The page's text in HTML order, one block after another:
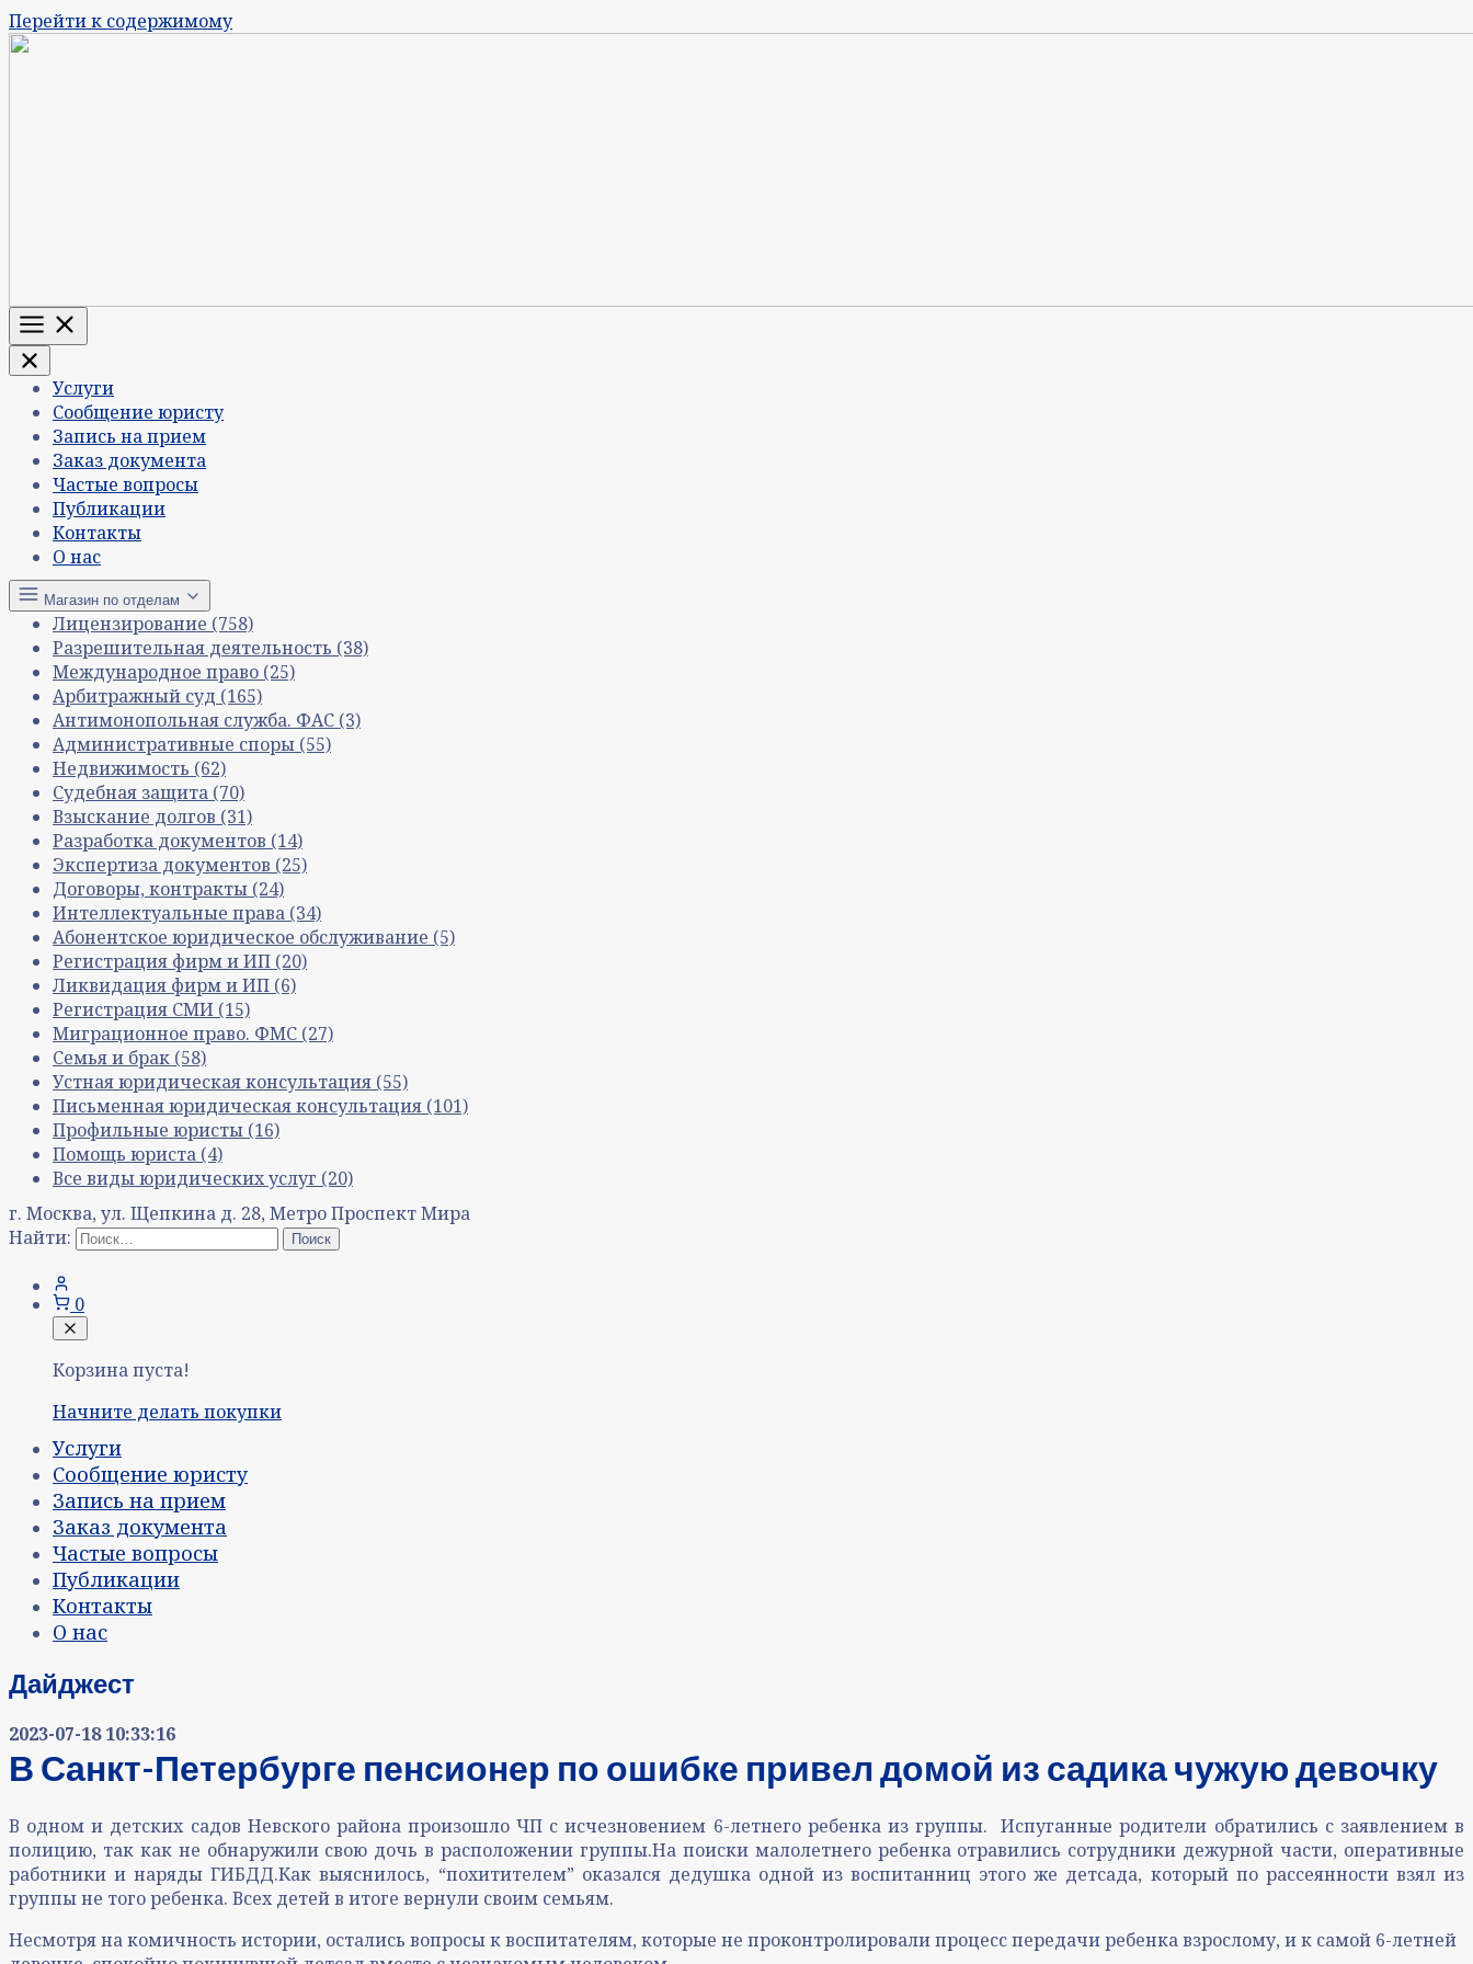
Перейти к содержимому
Меню
Услуги
Сообщение юристу
Запись на прием
Заказ документа
Частые вопросы
Публикации
Контакты
О нас
Магазин по отделам
Лицензирование (758)
Разрешительная деятельность (38)
Международное право (25)
Арбитражный суд (165)
Антимонопольная служба. ФАС (3)
Административные споры (55)
Недвижимость (62)
Судебная защита (70)
Взыскание долгов (31)
Разработка документов (14)
Экспертиза документов (25)
Договоры, контракты (24)
Интеллектуальные права (34)
Абонентское юридическое обслуживание (5)
Регистрация фирм и ИП (20)
Ликвидация фирм и ИП (6)
Регистрация СМИ (15)
Миграционное право. ФМС (27)
Семья и брак (58)
Устная юридическая консультация (55)
Письменная юридическая консультация (101)
Профильные юристы (16)
Помощь юриста (4)
Все виды юридических услуг (20)
г. Москва, ул. Щепкина д. 28, Метро Проспект Мира
Найти:
0
Корзина пуста!
Начните делать покупки
Услуги
Сообщение юристу
Запись на прием
Заказ документа
Частые вопросы
Публикации
Контакты
О нас
Дайджест
2023-07-18 10:33:16
В Санкт-Петербурге пенсионер по ошибке привел домой из садика чужую девочку
В одном и детских садов Невского района произошло ЧП с исчезновением 6-летнего ребенка из группы. Испуганные родители обратились с заявлением в
полицию, так как не обнаружили свою дочь в расположении группы.На поиски малолетнего ребенка отравились сотрудники дежурной части, оперативные
работники и наряды ГИБДД.Как выяснилось, “похитителем” оказался дедушка одной из воспитанниц этого же детсада, который по рассеянности взял из
группы не того ребенка. Всех детей в итоге вернули своим семьям.
Несмотря на комичность истории, остались вопросы к воспитателям, которые не проконтролировали процесс передачи ребенка взрослому, и к самой 6-летней